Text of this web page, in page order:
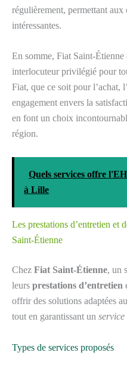
régulièrement, permettant
intéressantes.
En somme, Fiat Saint-
interlocuteur privilégié pour
Fiat, que ce soit pour l’achat,
engagement envers la
en font un choix
région.
Quels services offre
à Lille
Les prestations d’entretien et
Saint-Étienne
Chez Fiat Saint-Étienne, un
leurs prestations d’entretien
offrir des solutions adaptées
tout en garantissant un
Types de services proposés